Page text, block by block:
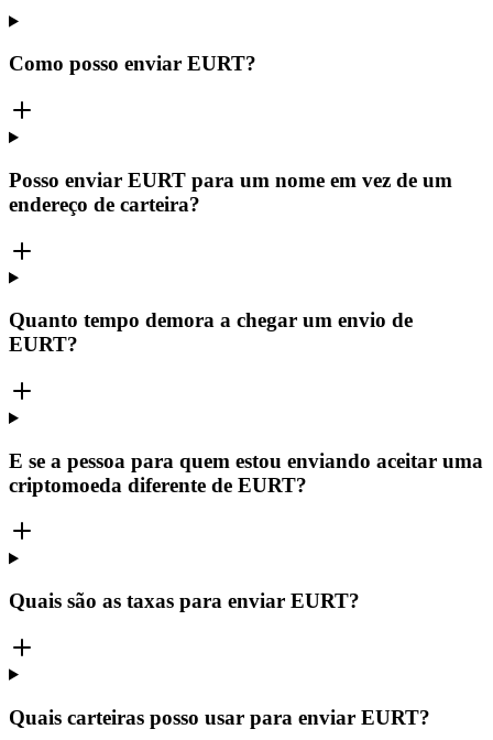
Como posso enviar EURT?
Posso enviar EURT para um nome em vez de um
endereço de carteira?
Quanto tempo demora a chegar um envio de
EURT?
E se a pessoa para quem estou enviando aceitar uma
criptomoeda diferente de EURT?
Quais são as taxas para enviar EURT?
Quais carteiras posso usar para enviar EURT?